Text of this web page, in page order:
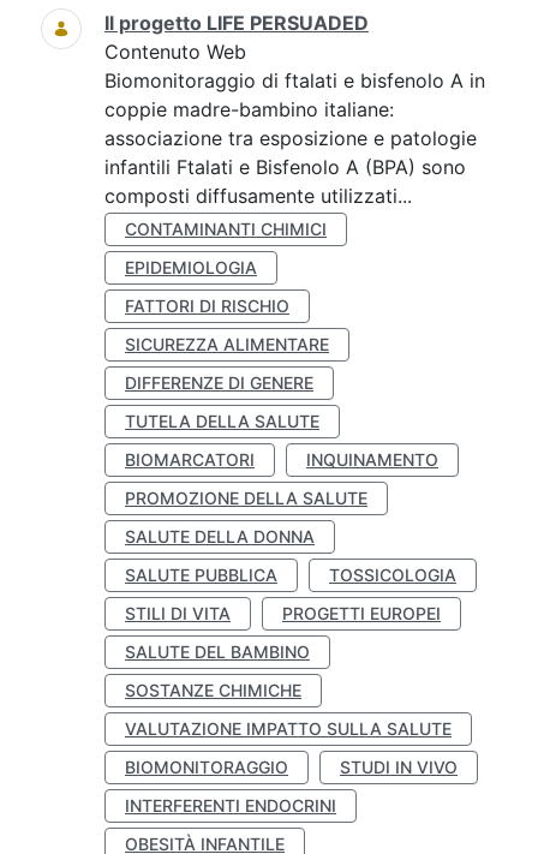
Il progetto LIFE PERSUADED
Contenuto Web
Biomonitoraggio di ftalati e bisfenolo A in
coppie madre-bambino italiane:
associazione tra esposizione e patologie
infantili Ftalati e Bisfenolo A (BPA) sono
composti diffusamente utilizzati...
CONTAMINANTI CHIMICI
EPIDEMIOLOGIA
FATTORI DI RISCHIO
SICUREZZA ALIMENTARE
DIFFERENZE DI GENERE
TUTELA DELLA SALUTE
BIOMARCATORI
INQUINAMENTO
PROMOZIONE DELLA SALUTE
SALUTE DELLA DONNA
SALUTE PUBBLICA
TOSSICOLOGIA
STILI DI VITA
PROGETTI EUROPEI
SALUTE DEL BAMBINO
SOSTANZE CHIMICHE
VALUTAZIONE IMPATTO SULLA SALUTE
BIOMONITORAGGIO
STUDI IN VIVO
INTERFERENTI ENDOCRINI
OBESITÀ INFANTILE